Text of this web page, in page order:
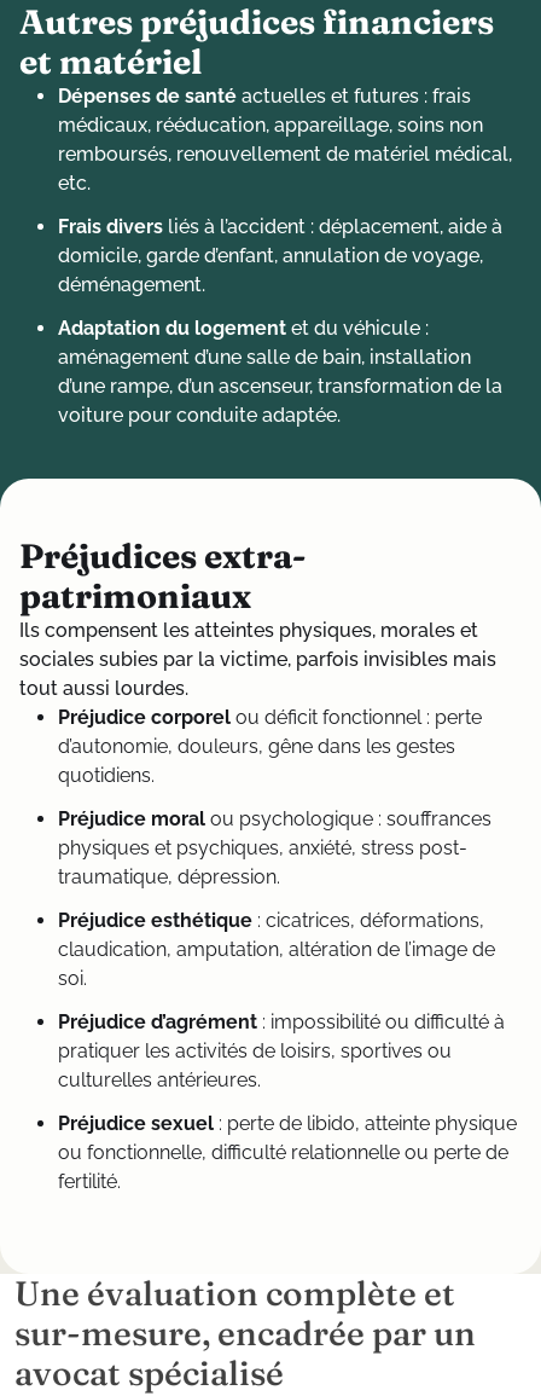
Autres préjudices financiers
et matériel
Dépenses de santé actuelles et futures : frais
médicaux, rééducation, appareillage, soins non
remboursés, renouvellement de matériel médical,
etc.
Frais divers liés à l’accident : déplacement, aide à
domicile, garde d’enfant, annulation de voyage,
déménagement.
Adaptation du logement et du véhicule :
aménagement d’une salle de bain, installation
d’une rampe, d’un ascenseur, transformation de la
voiture pour conduite adaptée.
Préjudices extra-
patrimoniaux
Ils compensent les atteintes physiques, morales et
sociales subies par la victime, parfois invisibles mais
tout aussi lourdes.
Préjudice corporel ou déficit fonctionnel : perte
d’autonomie, douleurs, gêne dans les gestes
quotidiens.
Préjudice moral ou psychologique : souffrances
physiques et psychiques, anxiété, stress post-
traumatique, dépression.
Préjudice esthétique : cicatrices, déformations,
claudication, amputation, altération de l’image de
soi.
Préjudice d’agrément : impossibilité ou difficulté à
pratiquer les activités de loisirs, sportives ou
culturelles antérieures.
Préjudice sexuel : perte de libido, atteinte physique
ou fonctionnelle, difficulté relationnelle ou perte de
fertilité.
Une évaluation complète et
sur-mesure, encadrée par un
avocat spécialisé